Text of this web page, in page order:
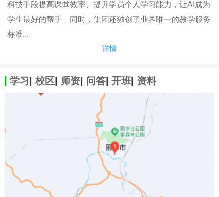
科技手段提高课堂效率、提升学员个人学习能力，让AI成为
学生最好的帮手，同时，集团还独创了业界唯一的教学服务
标准...
详情
学习 校区 师资 问答 开班 资料